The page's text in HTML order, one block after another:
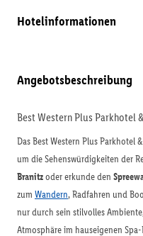
Hotelinformationen
Angebotsbeschreibung
Best Western Plus Parkhotel
Das Best Western Plus Parkhotel
um die Sehenswürdigkeiten der
Branitzoder erkunde den
zum Wandern, Radfahren und
nur durch sein stilvolles
Atmosphäre im hauseigenen